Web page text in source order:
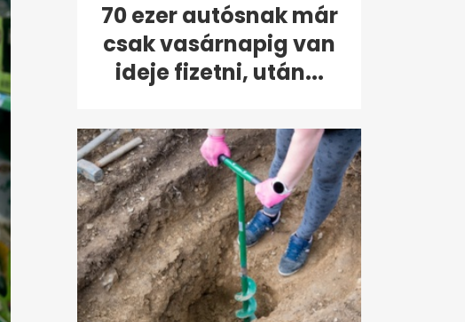
70 ezer autósnak már
csak vasárnapig van
ideje fizetni, után...